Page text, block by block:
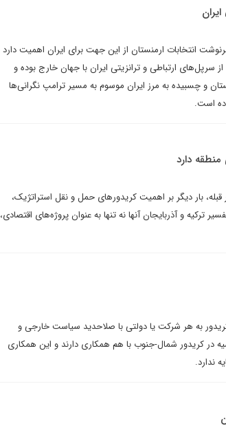
انتخابات ارمنستان از این جهت برای ایران اهمیت دارد
سرپل‌های ارتباطی و ترانزیتی ایران با جهان خارج بوده و
و چسبیده به مرز ایران موسوم به مسیر ترامپ نگرانی‌ها
است.
دارد
بار دیگر بر اهمیت کریدورهای حمل و نقل استراتژیک،
ترکیه و آذربایجان آنها نه تنها به عنوان پروژه‌های اقتصادی،
کریدور به هر شرکت یا دولتی با صلاحدید سیاست خارجی و
در کریدور شمال-جنوب با هم همکاری دارند و این همکاری
ندارد.